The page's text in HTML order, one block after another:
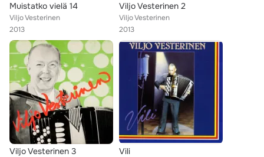
Muistatko vielä 14
Viljo Vesterinen
2013
Viljo Vesterinen 2
Viljo Vesterinen
2013
Viljo Vesterinen 3 Vili